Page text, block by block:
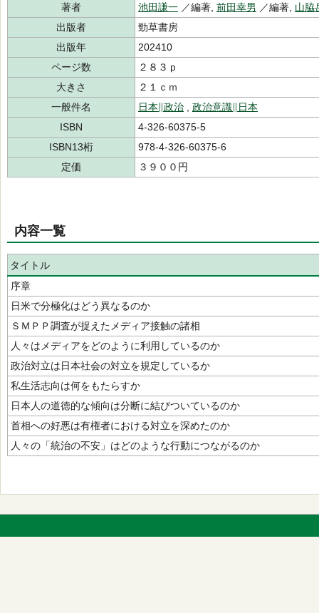
著者
池田謙一 ／編著, 前田幸男 ／編著, 山脇
出版者
勁草書房
出版年
202410
ページ数
２８３ｐ
大きさ
２１ｃｍ
一般件名
日本∥政治
政治意識∥日本
ISBN
4-326-60375-5
ISBN13桁
978-4-326-60375-6
定価
３９００円
内容一覧
タイトル
序章
日米で分極化はどう異なるのか
ＳＭＰＰ調査が捉えたメディア接触の諸相
人々はメディアをどのように利用しているのか
政治対立は日本社会の対立を規定しているか
私生活志向は何をもたらすか
日本人の道徳的な傾向は分断に結びついているのか
首相への好悪は有権者における対立を深めたのか
人々の「統治の不安」はどのような行動につながるのか